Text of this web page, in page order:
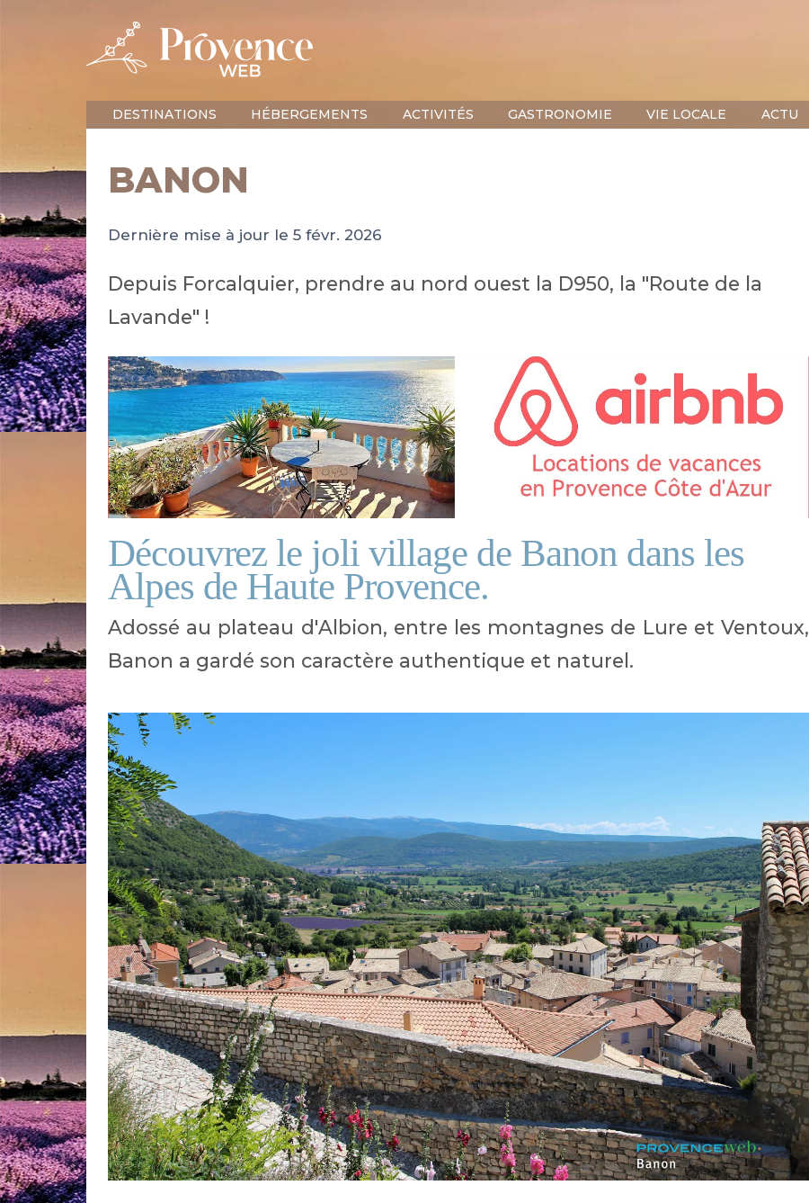
DESTINATIONS HÉBERGEMENTS ACTIVITÉS GASTRONOMIE VIE LOCALE ACTU
BANON
Dernière mise à jour le 5 févr. 2026
Depuis Forcalquier, prendre au nord ouest la D950, la "Route de la
Lavande" !
Découvrez le joli village de Banon dans les
Alpes de Haute Provence.
Adossé au plateau d'Albion, entre les montagnes de Lure et Ventoux,
Banon a gardé son caractère authentique et naturel.